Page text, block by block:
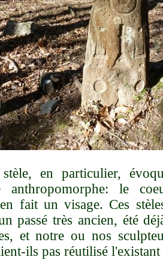
stèle, en particulier,
anthropomorphe: le
fait un visage. Ces
passé très ancien, été
et notre ou nos
ils pas réutilisé l'existant